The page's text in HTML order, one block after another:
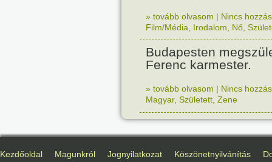
» tovább olvasom | Nincs
Film/Média
Irodalom Nő
Budapesten
Ferenc karmester.
» tovább olvasom | Nincs
Magyar, Született Zene
Kezdőoldal Magunkról Jognyilatkozat Köszönetnyilvánítás